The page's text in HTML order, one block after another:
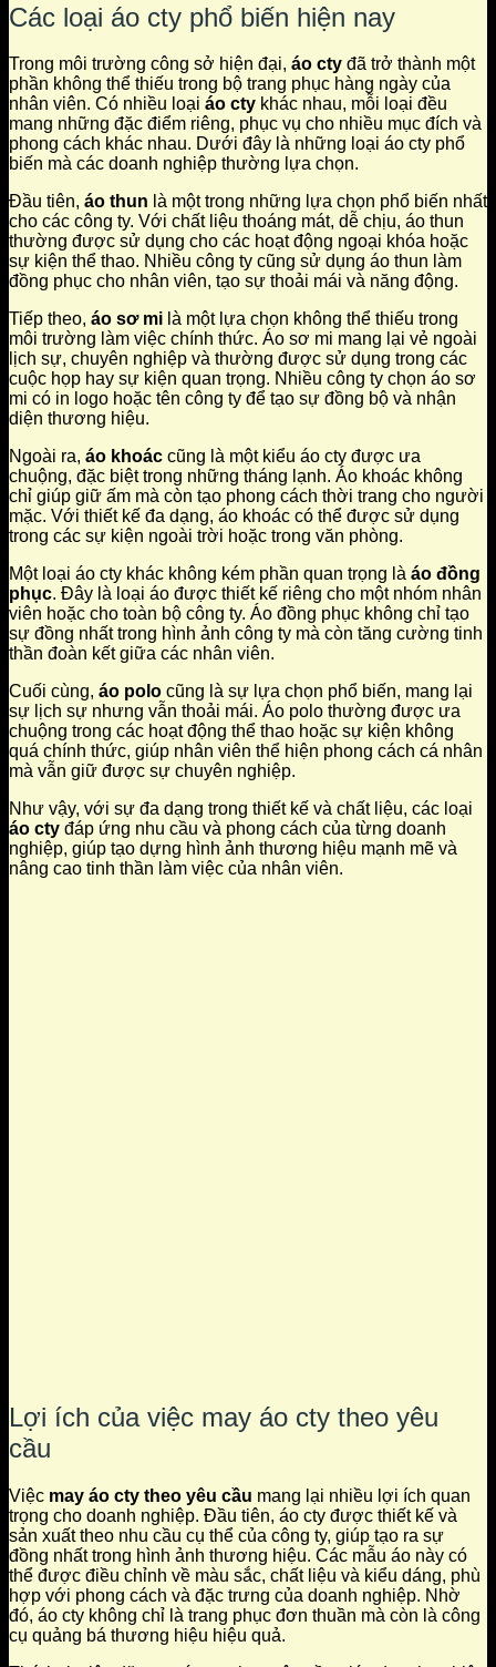
Các loại áo cty phổ biến hiện nay
Trong môi trường công sở hiện đại, áo cty đã trở thành một
phần không thể thiếu trong bộ trang phục hàng ngày của
nhân viên. Có nhiều loại áo cty khác nhau, mỗi loại đều
mang những đặc điểm riêng, phục vụ cho nhiều mục đích và
phong cách khác nhau. Dưới đây là những loại áo cty phổ
biến mà các doanh nghiệp thường lựa chọn.
Đầu tiên, áo thun là một trong những lựa chọn phổ biến nhất
cho các công ty. Với chất liệu thoáng mát, dễ chịu, áo thun
thường được sử dụng cho các hoạt động ngoại khóa hoặc
sự kiện thể thao. Nhiều công ty cũng sử dụng áo thun làm
đồng phục cho nhân viên, tạo sự thoải mái và năng động.
Tiếp theo, áo sơ mi là một lựa chọn không thể thiếu trong
môi trường làm việc chính thức. Áo sơ mi mang lại vẻ ngoài
lịch sự, chuyên nghiệp và thường được sử dụng trong các
cuộc họp hay sự kiện quan trọng. Nhiều công ty chọn áo sơ
mi có in logo hoặc tên công ty để tạo sự đồng bộ và nhận
diện thương hiệu.
Ngoài ra, áo khoác cũng là một kiểu áo cty được ưa
chuộng, đặc biệt trong những tháng lạnh. Áo khoác không
chỉ giúp giữ ấm mà còn tạo phong cách thời trang cho người
mặc. Với thiết kế đa dạng, áo khoác có thể được sử dụng
trong các sự kiện ngoài trời hoặc trong văn phòng.
Một loại áo cty khác không kém phần quan trọng là áo đồng
phục. Đây là loại áo được thiết kế riêng cho một nhóm nhân
viên hoặc cho toàn bộ công ty. Áo đồng phục không chỉ tạo
sự đồng nhất trong hình ảnh công ty mà còn tăng cường tinh
thần đoàn kết giữa các nhân viên.
Cuối cùng, áo polo cũng là sự lựa chọn phổ biến, mang lại
sự lịch sự nhưng vẫn thoải mái. Áo polo thường được ưa
chuộng trong các hoạt động thể thao hoặc sự kiện không
quá chính thức, giúp nhân viên thể hiện phong cách cá nhân
mà vẫn giữ được sự chuyên nghiệp.
Như vậy, với sự đa dạng trong thiết kế và chất liệu, các loại
áo cty đáp ứng nhu cầu và phong cách của từng doanh
nghiệp, giúp tạo dựng hình ảnh thương hiệu mạnh mẽ và
nâng cao tinh thần làm việc của nhân viên.
Lợi ích của việc may áo cty theo yêu
cầu
Việc may áo cty theo yêu cầu mang lại nhiều lợi ích quan
trọng cho doanh nghiệp. Đầu tiên, áo cty được thiết kế và
sản xuất theo nhu cầu cụ thể của công ty, giúp tạo ra sự
đồng nhất trong hình ảnh thương hiệu. Các mẫu áo này có
thể được điều chỉnh về màu sắc, chất liệu và kiểu dáng, phù
hợp với phong cách và đặc trưng của doanh nghiệp. Nhờ
đó, áo cty không chỉ là trang phục đơn thuần mà còn là công
cụ quảng bá thương hiệu hiệu quả.